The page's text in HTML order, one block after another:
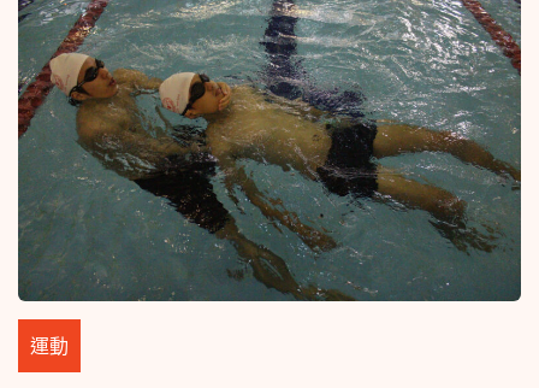
樂PO網
分享你的樂事，樂PO吧~
運動